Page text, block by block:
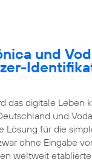
und
das digitale Leben
und
Lösung für die
ohne Eingabe
weltweit